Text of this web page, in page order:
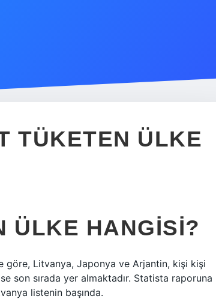
TÜKETEN ÜLKE
ÜLKE HANGISI?
göre, Litvanya, Japonya ve Arjantin, kişi kişi
son sırada yer almaktadır. Statista raporuna
listenin başında.